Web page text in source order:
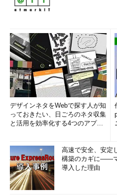
デザインネタをWebで探す人が知
っておきたい、日ごろのネタ収集
と活用を効率化する4つのアプリ
高速で安全、安定
構築のカギに――
導入した理由